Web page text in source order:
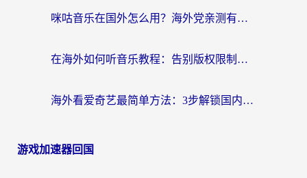
咪咕音乐在国外怎么用？海外党亲测有效的回国加速器指南
在海外如何听音乐教程：告别版权限制，轻松听遍国内歌单
海外看爱奇艺最简单方法：3步解锁国内影音，留学生追剧不再卡
游戏加速器回国